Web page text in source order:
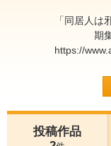
「同居人は
期
https://
投稿作品